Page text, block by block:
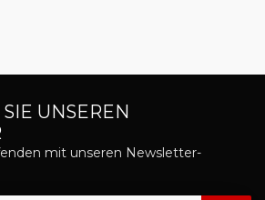
UNSEREN
mit unseren Newsletter-